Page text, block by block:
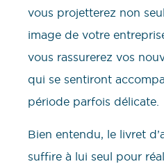
vous projetterez non
image de votre
vous rassurerez vos
qui se sentiront
période parfois délicate.
Bien entendu, le livret
suffire à lui seul pour